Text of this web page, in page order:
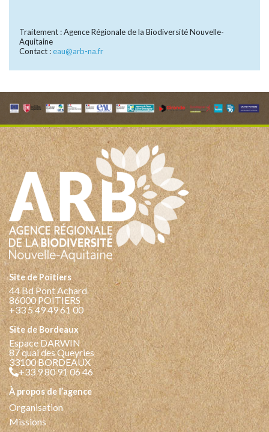
Traitement : Agence Régionale de la Biodiversité Nouvelle-
Aquitaine
Contact :eau@arb-na.fr
Site de Poitiers
44 Bd Pont Achard
86000 POITIERS
+33 5 49 49 61 00
Site de Bordeaux
Espace DARWIN
87 quai des Queyries
33100 BORDEAUX
+33 9 80 91 06 46
à propos de l’agence
Organisation
Missions